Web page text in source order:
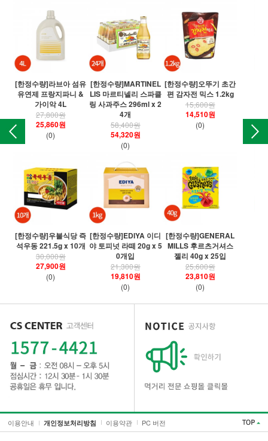
[한정수량]라브아 섬유
유연제 프랑지파니 &
가이악 4L
27,800원
25,860원
(0)
[한정수량]MARTINEL
LIS 마르티넬리 스파클
링 사과주스 296ml x 2
4개
58,400원
54,320원
(0)
[한정수량]오뚜기 초간
편 감자전 믹스 1.2kg
15,600원
14,510원
(0)
[한정수량]우불식당 즉
석우동 221.5g x 10개
30,000원
27,900원
(0)
[한정수량]EDIYA 이디
야 토피넛 라떼 20g x 5
0개입
21,300원
19,810원
(0)
[한정수량]GENERAL
MILLS 후르츠거셔스
젤리 40g x 25입
25,600원
23,810원
(0)
이용안내 개인정보처리방침 이용약관 PC 버전